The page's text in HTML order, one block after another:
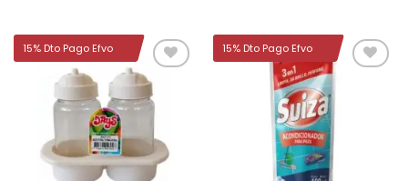
Añadir
lista de
deseos
15% Dto Pago Efvo 15% Dto Pago Efvo